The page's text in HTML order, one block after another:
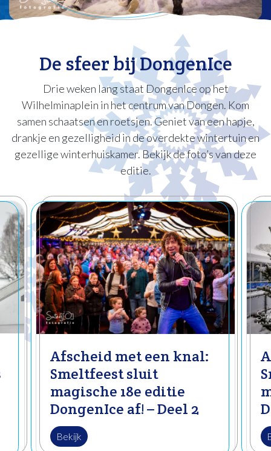
De sfeer bij DongenIce
Drie weken lang staat DongenIce op het
Wilhelminaplein in het centrum van Dongen. Kom
samen schaatsen en roetsjen. Geniet van een hapje,
drankje en gezelligheid in de overdekte wintertuin en
gezellige winterhuiskamer. Bekijk de foto’s van deze
editie.
Afscheid met een knal:
Smeltfeest sluit
magische 18e editie
DongenIce af! – Deel 2
Bekijk